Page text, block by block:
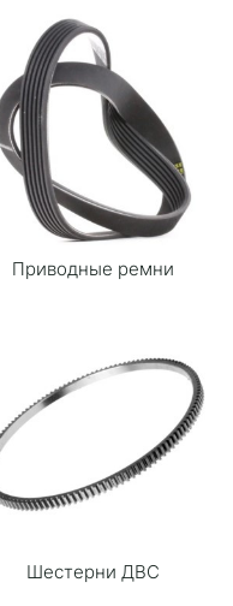
Приводные ремни
Шестерни ДВС